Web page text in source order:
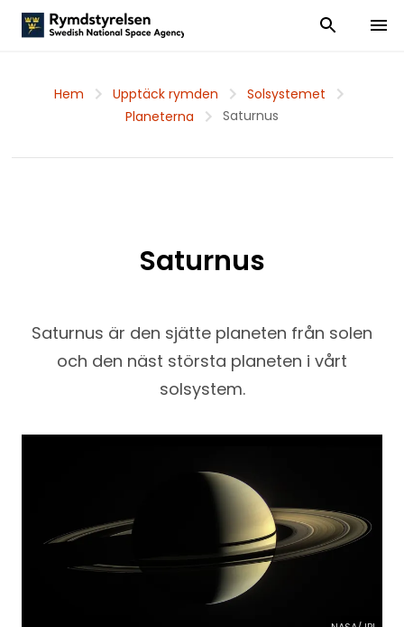
Visa och dölj
Visa
Hem Upptäck rymden
Solsystemet
Planeterna
Saturnus
Saturnus
Saturnus är den sjätte planeten från solen
och den näst största planeten i vårt
solsystem.